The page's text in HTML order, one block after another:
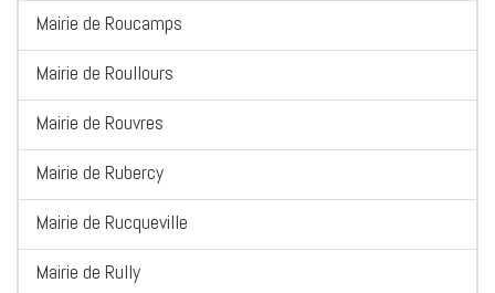
Mairie de Roucamps
Mairie de Roullours
Mairie de Rouvres
Mairie de Rubercy
Mairie de Rucqueville
Mairie de Rully